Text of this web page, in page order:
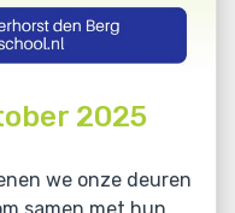
2025
we onze deuren